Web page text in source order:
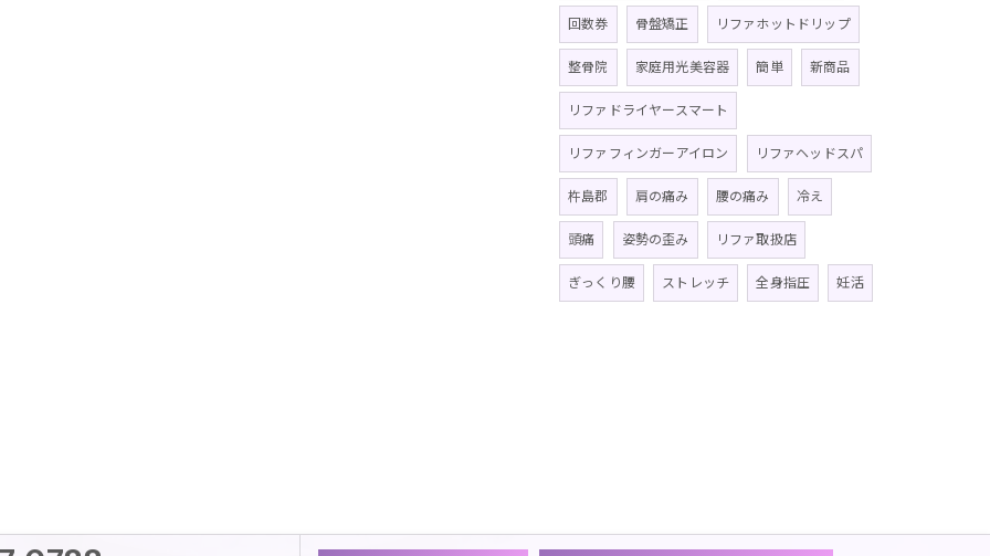
回数券
骨盤矯正
リファホットドリップ
整骨院
家庭用光美容器 簡単
新商品
リファドライヤースマート
リファフィンガーアイロン
リファヘッドスパ
杵島郡
肩の痛み 腰の痛み
冷え
頭痛
姿勢の歪み
リファ取扱店
ぎっくり腰
ストレッチ 全身指圧 妊活